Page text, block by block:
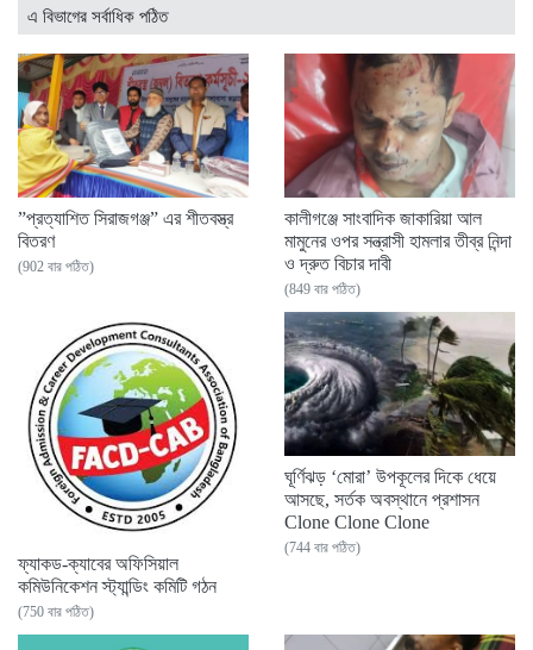
এ বিভাগের সর্বাধিক পঠিত
”প্রত্যাশিত সিরাজগঞ্জ” এর শীতবস্ত্র
বিতরণ
(902 বার পঠিত)
কালীগঞ্জে সাংবাদিক জাকারিয়া আল
মামুনের ওপর সন্ত্রাসী হামলার তীব্র নিন্দা
ও দ্রুত বিচার দাবী
(849 বার পঠিত)
ফ্যাকড-ক্যাবের অফিসিয়াল
কমিউনিকেশন স্ট্যান্ডিং কমিটি গঠন
(750 বার পঠিত)
ঘূর্ণিঝড় ‘মোরা’ উপকূলের দিকে ধেয়ে
আসছে, সর্তক অবস্থানে প্রশাসন
Clone Clone Clone
(744 বার পঠিত)